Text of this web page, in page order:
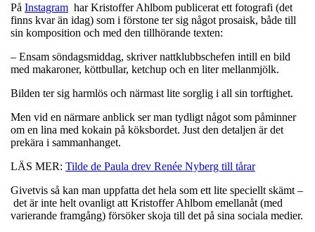
På Instagram har Kristoffer Ahlbom publicerat ett fotografi (det
finns kvar än idag) som i förstone ter sig något prosaisk, både till
sin komposition och med den tillhörande texten:
– Ensam söndagsmiddag, skriver nattklubbschefen intill en bild
med makaroner, köttbullar, ketchup och en liter mellanmjölk.
Bilden ter sig harmlös och närmast lite sorglig i all sin torftighet.
Men vid en närmare anblick ser man tydligt något som påminner
om en lina med kokain på köksbordet. Just den detaljen är det
prekära i sammanhanget.
LÄS MER: Tilde de Paula drev Renée Nyberg till tårar
Givetvis så kan man uppfatta det hela som ett lite speciellt skämt –
det är inte helt ovanligt att Kristoffer Ahlbom emellanåt (med
varierande framgång) försöker skoja till det på sina sociala medier.